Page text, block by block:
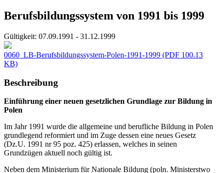
Berufsbildungssystem von 1991 bis 1999
Gültigkeit: 07.09.1991 - 31.12.1999
0060_LB-Berufsbildungssystem-Polen-1991-1999 (PDF 100.13
KB)
Beschreibung
Einführung einer neuen gesetzlichen Grundlage zur Bildung in
Polen
Im Jahr 1991 wurde die allgemeine und berufliche Bildung in Polen
grundlegend reformiert und im Zuge dessen eine neues Gesetz
(Dz.U. 1991 nr 95 poz. 425) erlassen, welches in seinen
Grundzügen aktuell noch gültig ist.
Neben dem Ministerium für Nationale Bildung (poln. Ministerstwo